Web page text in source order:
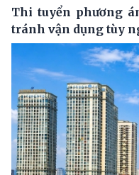
Thi tuyển phương
tránh vận dụng tùy